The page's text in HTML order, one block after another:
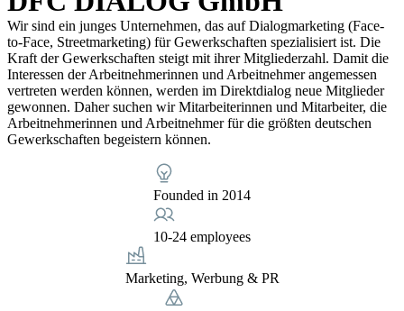
Wir sind ein junges Unternehmen, das auf Dialogmarketing (Face-
to-Face, Streetmarketing) für Gewerkschaften spezialisiert ist. Die
Kraft der Gewerkschaften steigt mit ihrer Mitgliederzahl. Damit die
Interessen der Arbeitnehmerinnen und Arbeitnehmer angemessen
vertreten werden können, werden im Direktdialog neue Mitglieder
gewonnen. Daher suchen wir Mitarbeiterinnen und Mitarbeiter, die
Arbeitnehmerinnen und Arbeitnehmer für die größten deutschen
Gewerkschaften begeistern können.
Founded in 2014
10-24 employees
Marketing, Werbung & PR